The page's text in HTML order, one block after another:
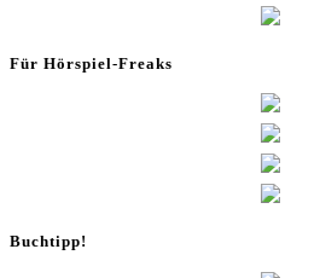
Für Hör­spiel-Freaks
Buch­tipp!